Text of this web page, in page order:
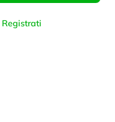
Registrati